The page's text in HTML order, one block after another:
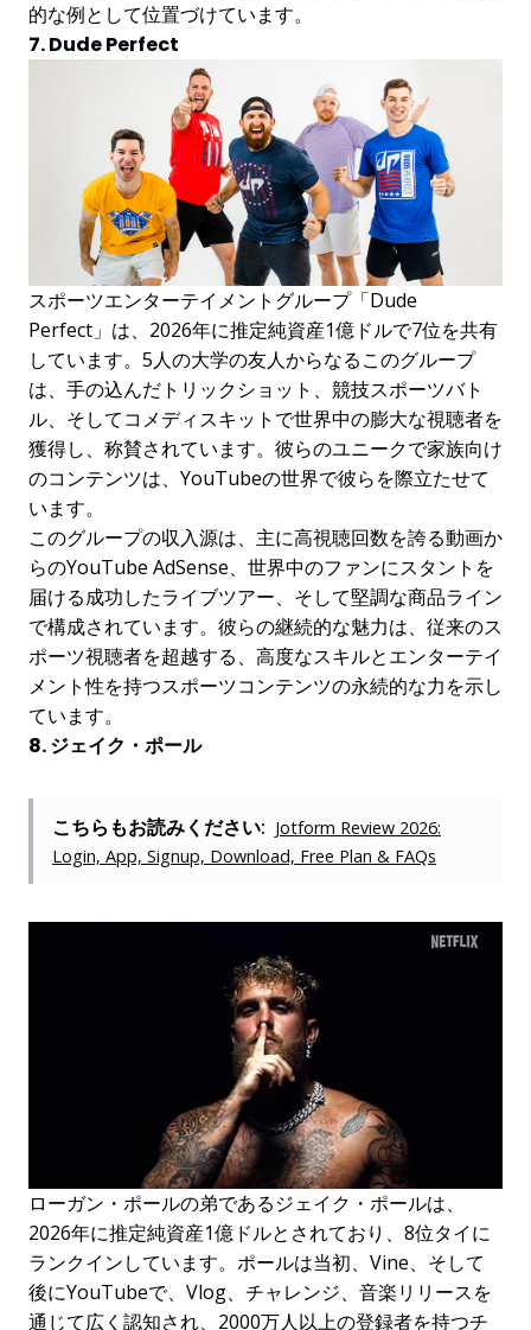
的な例として位置づけています。
7. Dude Perfect
スポーツエンターテイメントグループ「Dude
Perfect」は、2026年に推定純資産1億ドルで7位を共有
しています。5人の大学の友人からなるこのグループ
は、手の込んだトリックショット、競技スポーツバト
ル、そしてコメディスキットで世界中の膨大な視聴者を
獲得し、称賛されています。彼らのユニークで家族向け
のコンテンツは、YouTubeの世界で彼らを際立たせて
います。
このグループの収入源は、主に高視聴回数を誇る動画か
らのYouTube AdSense、世界中のファンにスタントを
届ける成功したライブツアー、そして堅調な商品ライン
で構成されています。彼らの継続的な魅力は、従来のス
ポーツ視聴者を超越する、高度なスキルとエンターテイ
メント性を持つスポーツコンテンツの永続的な力を示し
ています。
8. ジェイク・ポール
こちらもお読みください: Jotform Review 2026:
Login, App, Signup, Download, Free Plan & FAQs
ローガン・ポールの弟であるジェイク・ポールは、
2026年に推定純資産1億ドルとされており、8位タイに
ランクインしています。ポールは当初、Vine、そして
後にYouTubeで、Vlog、チャレンジ、音楽リリースを
通じて広く認知され、2000万人以上の登録者を持つチ